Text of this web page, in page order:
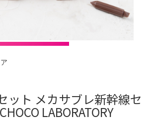
ット メカサブレ新幹線セ
LABORATORY